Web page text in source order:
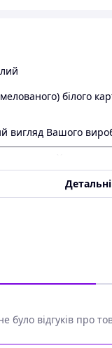
білого
вигляд Вашого
було відгуків про